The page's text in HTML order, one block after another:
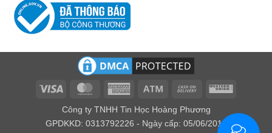
Visa MasterCardAmerican
Atm
Cash
Delivery
Western
Công ty TNHH Tin Học Hoàng Phương
GPDKKD: 0313792226 - Ngày cấp: 05/06/2016